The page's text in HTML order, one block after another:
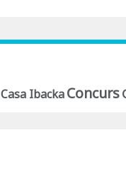
Casa IbackaConcurs